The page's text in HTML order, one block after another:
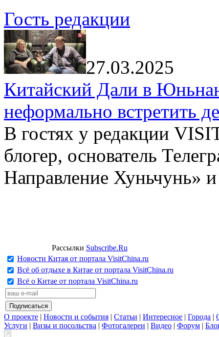
Гость редакции
27.03.2025
Китайский Дали в
неформально встретить
В гостях у редакции
блогер, основатель
Направление Хуньчунь»
Рассылки Subscribe.Ru
Новости Китая от портала VisitChina.ru
Всё об отдыхе в Китае от портала VisitChina.ru
Всё о Китае от портала VisitChina.ru
О проекте | Новости и события | Статьи | Интересное | Города |
Услуги | Визы и посольства | Фотогалереи | Видео | Форум |